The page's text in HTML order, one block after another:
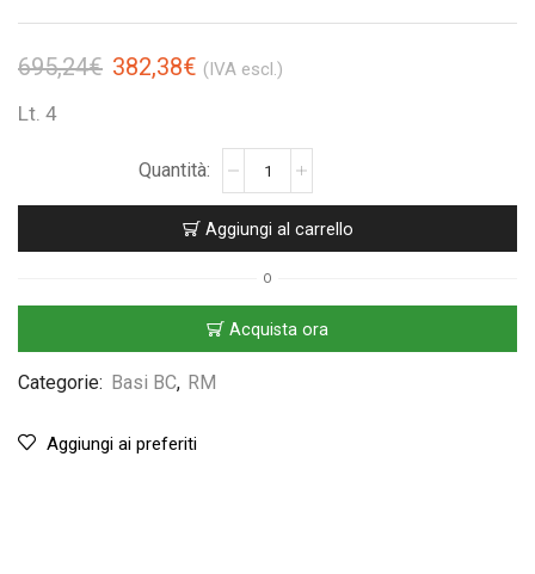
695,24€ 382,38€ (IVA escl.)
Lt. 4
Aggiungi al carrello
O
Acquista ora
Categorie: Basi BC, RM
Aggiungi ai preferiti